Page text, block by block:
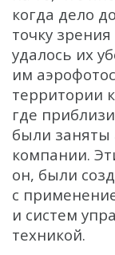
когда дело
точку
удалось их
им
территории
где
были заняты
компании.
он, были
с
и систем
техникой.